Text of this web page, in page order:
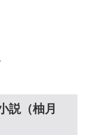
説（柚月